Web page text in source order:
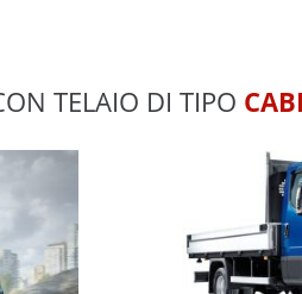
TELAIO DI TIPO